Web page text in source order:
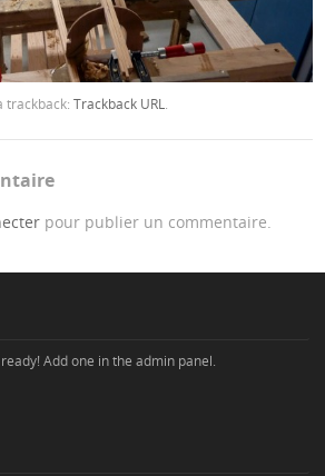
trackback:Trackback URL
pour publier un commentaire.
Add one in the admin panel.